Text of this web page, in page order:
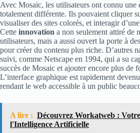
Avec Mosaic, les utilisateurs ont connu une
totalement différente. Ils pouvaient cliquer
visualiser des sites colorés, et interagir
Cette innovation a non seulement attiré de
utilisateurs, mais a aussi ouvert la porte à
pour créer du contenu plus riche. D’autres
suivi, comme Netscape en 1994, qui a su
succès de Mosaic et ajouter encore plus de
L’interface graphique est rapidement
rendant le web accessible à un public
A lire : Découvrez Workatweb :
l'Intelligence Artificielle